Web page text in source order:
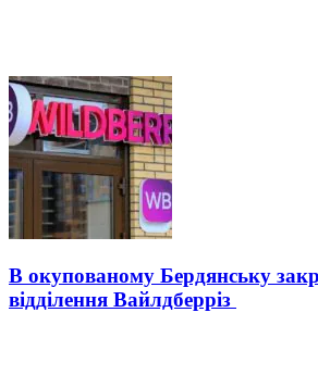
В окупованому Бердянську
відділення Вайлдберріз